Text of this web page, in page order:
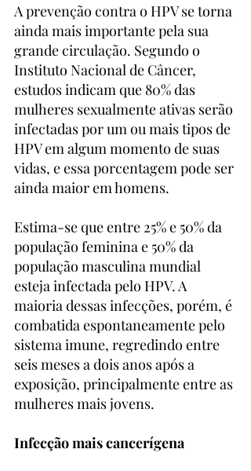
A prevenção contra o HPV se torna
ainda mais importante pela sua
grande circulação. Segundo o
Instituto Nacional de Câncer,
estudos indicam que 80% das
mulheres sexualmente ativas serão
infectadas por um ou mais tipos de
HPV em algum momento de suas
vidas, e essa porcentagem pode ser
ainda maior em homens.
Estima-se que entre 25% e 50% da
população feminina e 50% da
população masculina mundial
esteja infectada pelo HPV. A
maioria dessas infecções, porém, é
combatida espontaneamente pelo
sistema imune, regredindo entre
seis meses a dois anos após a
exposição, principalmente entre as
mulheres mais jovens.
Infecção mais cancerígena